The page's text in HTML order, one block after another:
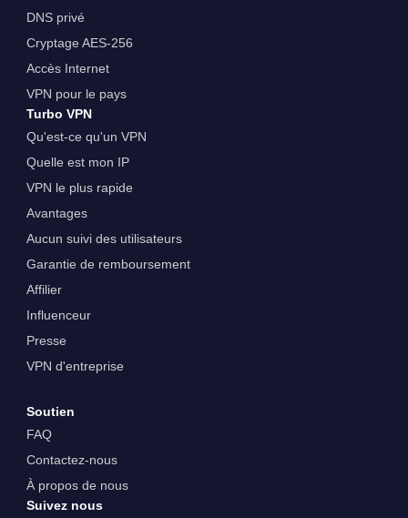
DNS privé
Cryptage AES-256
Accès Internet
VPN pour le pays
Turbo VPN
Qu'est-ce qu'un VPN
Quelle est mon IP
VPN le plus rapide
Avantages
Aucun suivi des utilisateurs
Garantie de remboursement
Affilier
Influenceur
Presse
VPN d'entreprise
Soutien
FAQ
Contactez-nous
À propos de nous
Suivez nous